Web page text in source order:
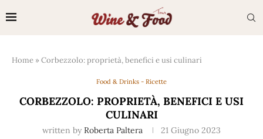
Home »Corbezzolo: proprietà, benefici e usi culinari
Food & Drinks - Ricette
CORBEZZOLO: PROPRIETÀ, BENEFICI E USI
CULINARI
written by Roberta Paltera 21 Giugno 2023